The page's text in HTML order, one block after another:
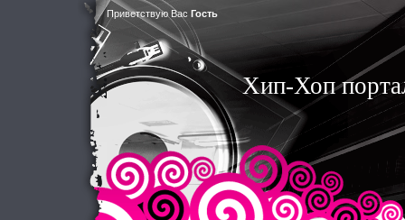
Приветствую Вас Гость
Хип-Хоп